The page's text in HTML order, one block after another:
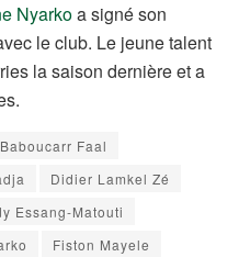
Nyarkoa signé son
le club. Le jeune talent
la saison dernière et a
Baboucarr Faal
Didier Lamkel Zé
Essang-Matouti
Fiston Mayele